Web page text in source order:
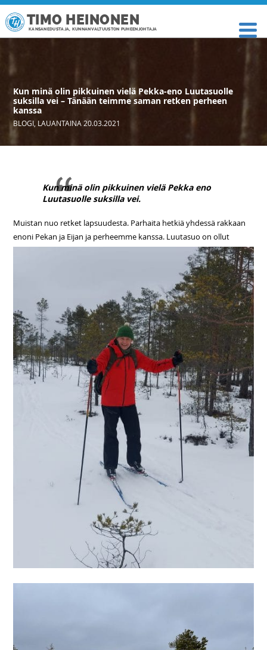
TIMO HEINONEN
KANSANEDUSTAJA, KUNNANVALTUUSTON PUHEENJOHTAJA
Kun minä olin pikkuinen vielä Pekka-eno Luutasuolle
suksilla vei – Tänään teimme saman retken perheen
kanssa
BLOGI LAUANTAINA 20.03.2021
Kun minä olin pikkuinen vielä Pekka eno
Luutasuolle suksilla vei.
Muistan nuo retket lapsuudesta. Parhaita hetkiä yhdessä rakkaan
enoni Pekan ja Eijan ja perheemme kanssa. Luutasuo on ollut